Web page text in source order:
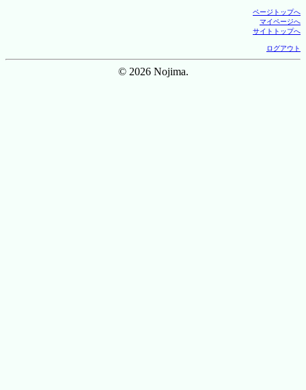
ページトップへ
マイページへ
サイトトップへ
ログアウト
© 2026 Nojima.